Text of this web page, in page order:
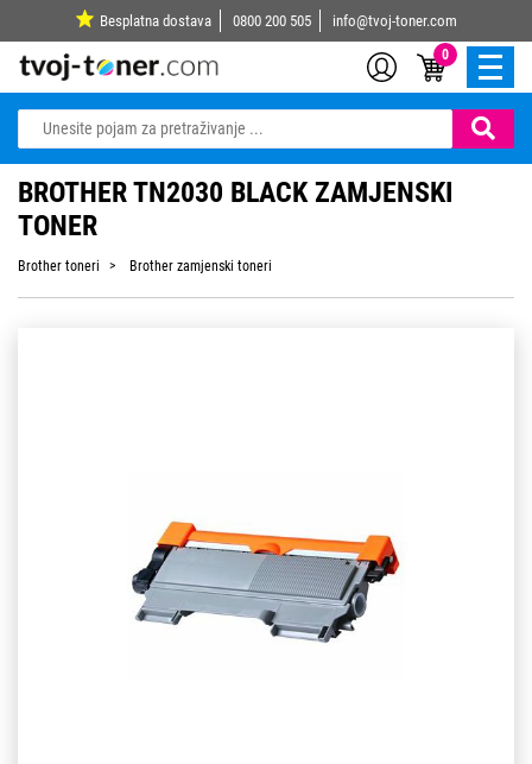
Besplatna dostava 0800 200 505 info@tvoj-toner.com
0
BROTHER TN2030 BLACK ZAMJENSKI
TONER
Brother toneri Brother zamjenski toneri